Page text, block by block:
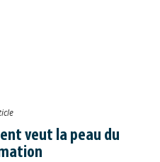
veut la peau du